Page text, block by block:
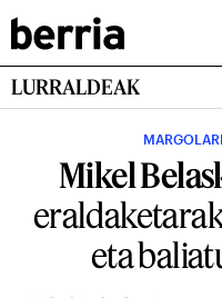
LURRALDEAK
Mikel
eta